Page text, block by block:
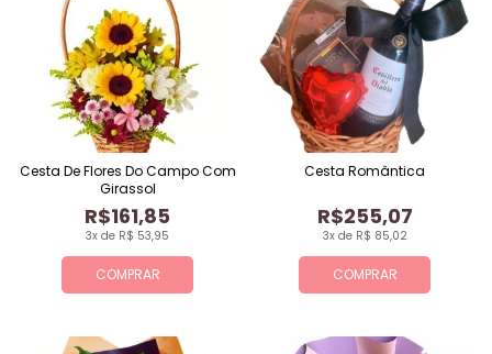
COMPRAR
3x de R$ 53,95
R$161,85
Cesta De Flores Do Campo Com
Girassol
COMPRAR
3x de R$ 85,02
R$255,07
Cesta Romântica